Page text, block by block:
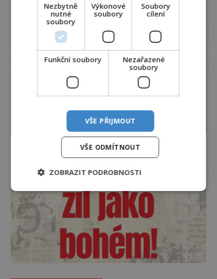
Nezbytně
nutné
soubory
Výkonové
soubory
Soubory
cílení
Funkční soubory
Nezařazené
soubory
VŠE PŘIJMOUT
VŠE ODMÍTNOUT
ZOBRAZIT PODROBNOSTI